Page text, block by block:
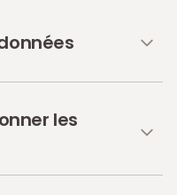
les